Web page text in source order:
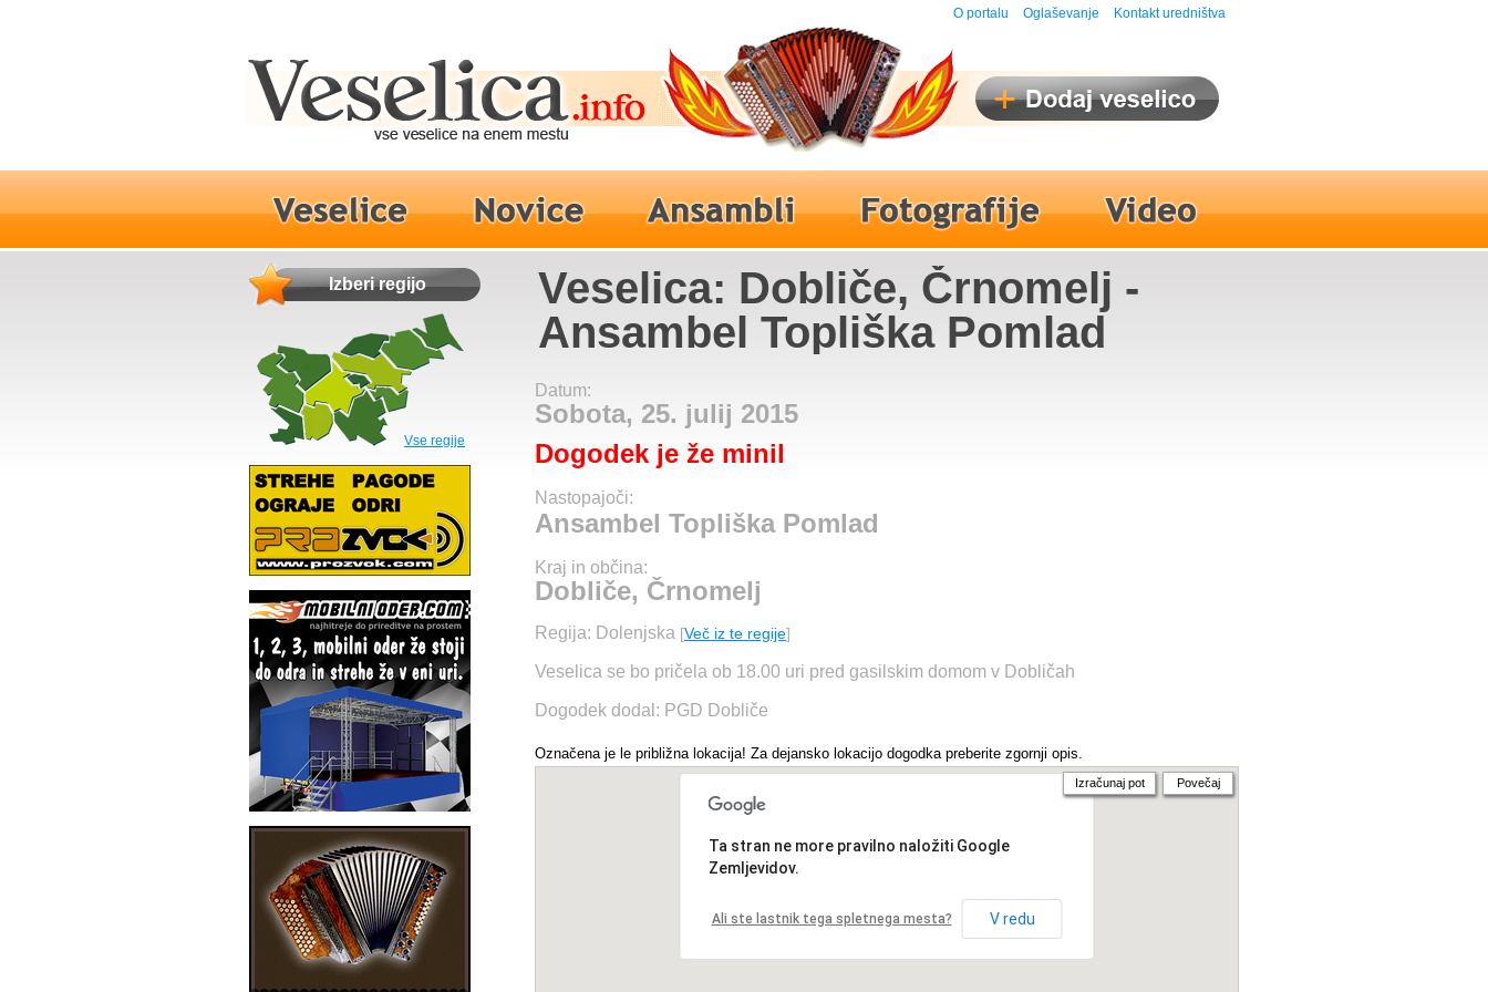
O portalu Oglaševanje Kontakt uredništva
Izberi regijo
Vse regije
Veselica: Dobliče, Črnomelj -
Ansambel Topliška Pomlad
Datum:
Sobota, 25. julij 2015
Dogodek je že minil
Nastopajoči:
Ansambel Topliška Pomlad
Kraj in občina:
Dobliče, Črnomelj
Regija: Dolenjska [Več iz te regije]
Veselica se bo pričela ob 18.00 uri pred gasilskim domom v Dobličah
Dogodek dodal: PGD Dobliče
Označena je le približna lokacija! Za dejansko lokacijo dogodka preberite zgornji opis.
Ta stran ne more pravilno naložiti Google
Zemljevidov.
Ali ste lastnik tega spletnega mesta? V redu
Izračunaj pot Povečaj